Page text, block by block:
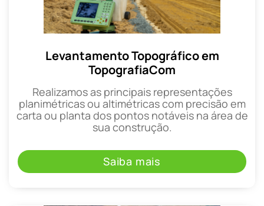
Levantamento Topográfico em
TopografiaCom
Realizamos as principais representações
planimétricas ou altimétricas com precisão em
carta ou planta dos pontos notáveis na área de
sua construção.
Saiba mais